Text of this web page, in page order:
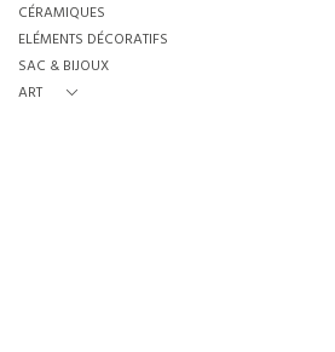
CÉRAMIQUES
ELÉMENTS DÉCORATIFS
SAC & BIJOUX
ART